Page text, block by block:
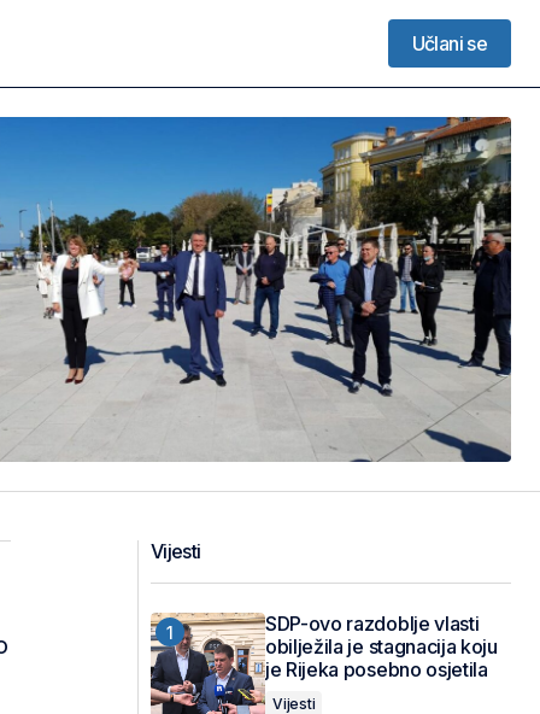
Učlani se
Vijesti
SDP-ovo razdoblje vlasti
obilježila je stagnacija koju
je Rijeka posebno osjetila
Vijesti